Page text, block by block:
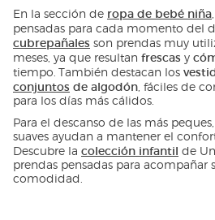
En la sección de ropa de bebé niña
pensadas para cada momento del
cubrepañales son prendas muy
meses, ya que resultan frescas y
tiempo. También destacan los
conjuntos de algodón , fáciles de
para los días más cálidos.
Para el descanso de las más
suaves ayudan a mantener el
Descubre la colección infantil de
prendas pensadas para acompañar
comodidad.